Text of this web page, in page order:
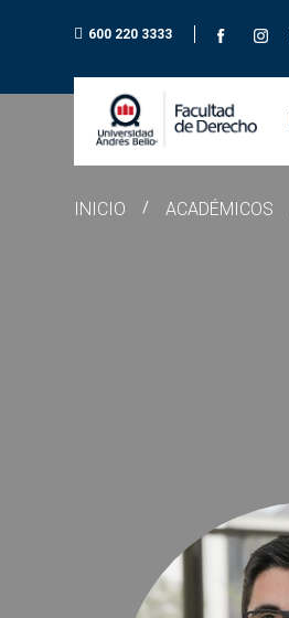
600 220 3333
INICIO / ACADÉMICOS